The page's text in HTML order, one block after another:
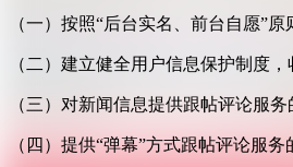
（一）按照“后台实名、前台自愿”
（二）建立健全用户信息保护制度
（三）对新闻信息提供跟帖评论服
（四）提供“弹幕”方式跟帖评论服